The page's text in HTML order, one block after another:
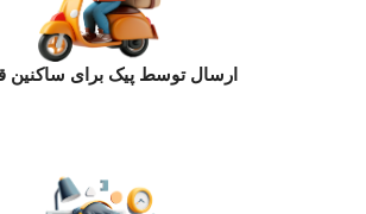
ارسال توسط پیک برای ساکنین